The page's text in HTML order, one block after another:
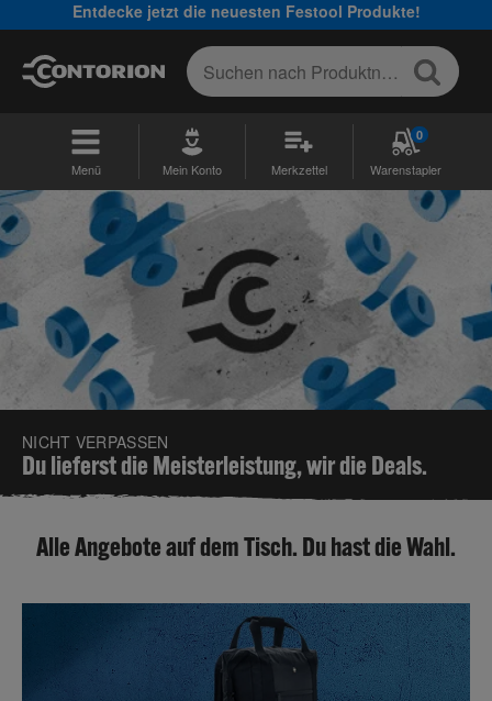
Entdecke jetzt die neuesten Festool Produkte!
Menü Mein Konto Merkzettel
0
Warenstapler
NICHT VERPASSEN
Du lieferst die Meisterleistung, wir die Deals.
Alle Angebote auf dem Tisch. Du hast die Wahl.